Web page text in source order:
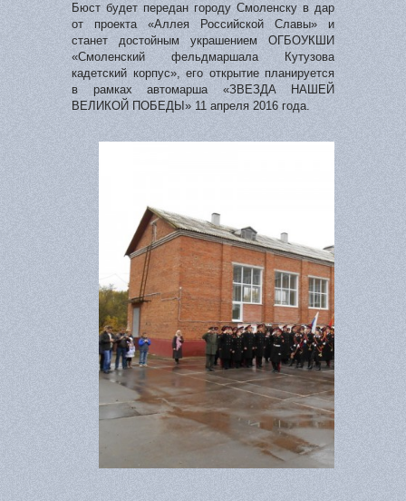
Бюст будет передан городу Смоленску в дар
от проекта «Аллея Российской Славы» и
станет достойным украшением ОГБОУКШИ
«Смоленский фельдмаршала Кутузова
кадетский корпус», его открытие планируется
в рамках автомарша «ЗВЕЗДА НАШЕЙ
ВЕЛИКОЙ ПОБЕДЫ» 11 апреля 2016 года.